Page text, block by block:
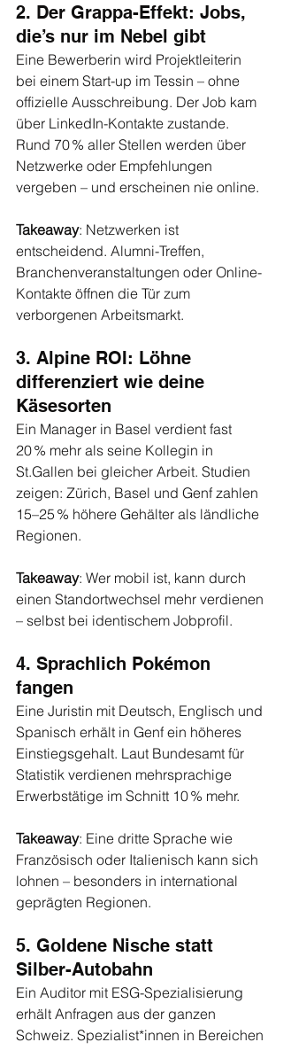
2. Der Grappa-Effekt: Jobs,
die’s nur im Nebel gibt
Eine Bewerberin wird Projektleiterin
bei einem Start-up im Tessin – ohne
offizielle Ausschreibung. Der Job kam
über LinkedIn-Kontakte zustande.
Rund 70 % aller Stellen werden über
Netzwerke oder Empfehlungen
vergeben – und erscheinen nie online.
Takeaway: Netzwerken ist
entscheidend. Alumni-Treffen,
Branchenveranstaltungen oder Online-
Kontakte öffnen die Tür zum
verborgenen Arbeitsmarkt.
3. Alpine ROI: Löhne
differenziert wie deine
Käsesorten
Ein Manager in Basel verdient fast
20 % mehr als seine Kollegin in
St.Gallen bei gleicher Arbeit. Studien
zeigen: Zürich, Basel und Genf zahlen
15–25 % höhere Gehälter als ländliche
Regionen.
Takeaway: Wer mobil ist, kann durch
einen Standortwechsel mehr verdienen
– selbst bei identischem Jobprofil.
4. Sprachlich Pokémon
fangen
Eine Juristin mit Deutsch, Englisch und
Spanisch erhält in Genf ein höheres
Einstiegsgehalt. Laut Bundesamt für
Statistik verdienen mehrsprachige
Erwerbstätige im Schnitt 10 % mehr.
Takeaway: Eine dritte Sprache wie
Französisch oder Italienisch kann sich
lohnen – besonders in international
geprägten Regionen.
5. Goldene Nische statt
Silber-Autobahn
Ein Auditor mit ESG-Spezialisierung
erhält Anfragen aus der ganzen
Schweiz. Spezialist*innen in Bereichen